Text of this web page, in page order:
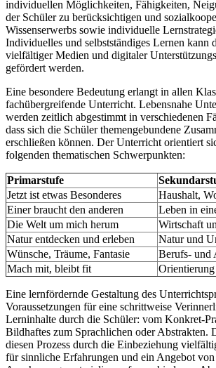
individuellen Möglichkeiten, Fähigkeiten,
der Schüler zu berücksichtigen und
Wissenserwerbs sowie individuelle
Individuelles und selbstständiges Lernen kann
vielfältiger Medien und digitaler
gefördert werden.
Eine besondere Bedeutung erlangt in allen
fachübergreifende Unterricht. Lebensnahe
werden zeitlich abgestimmt in verschiedenen
dass sich die Schüler themengebundene
erschließen können. Der Unterricht orientiert
folgenden thematischen Schwerpunkten:
Primarstufe
Jetzt ist etwas Besonderes
Haushalt,
Einer braucht den anderen
Leben in
Die Welt um mich herum
Wirtschaft
Natur entdecken und erleben
Natur und
Wünsche, Träume, Fantasie
Berufs- und
Mach mit, bleibt fit
Eine lernfördernde Gestaltung des
Voraussetzungen für eine schrittweise
Lerninhalte durch die Schüler: vom Konkret-
Bildhaftes zum Sprachlichen oder Abstrakten.
diesen Prozess durch die Einbeziehung
für sinnliche Erfahrungen und ein Angebot von